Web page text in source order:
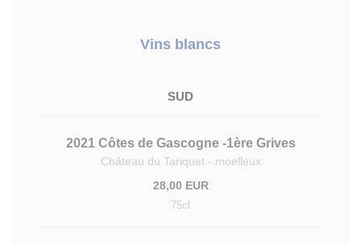
Vins blancs
SUD
2021 Côtes de Gascogne -1ère Grives
Château du Tariquet - moelleux
28,00 EUR
75cl